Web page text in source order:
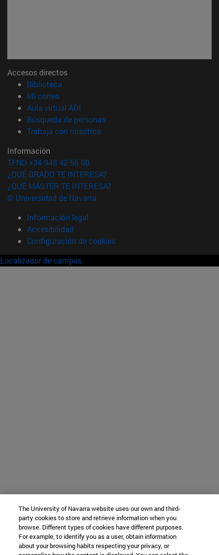
Accesos directos
Biblioteca
Mi correo(abre en nueva ventana)
Aula virtual ADI
Búsqueda de personas(abre en nueva ventana)
Trabaja con nosotros(abre en nueva ventana)
Información
TFNO +34 948 42 56 00
¿QUÉ GRADO TE INTERESA?
¿QUÉ MÁSTER TE INTERESA?
© Universidad de Navarra
Información legal
Accesibilidad
Configuración de cookies
Localizador de campus
The University of Navarra website uses our own and third-
party cookies to store and retrieve information when you
browse. Different types of cookies have different purposes.
For example, to identify you as a user, obtain information
about your browsing habits respecting your privacy, or